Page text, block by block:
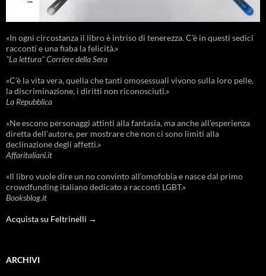
«In ogni circostanza il libro è intriso di tenerezza. C'è in questi sedici
racconti e una fiaba la felicità.»
"La lettura" Corriere della Sera
«C’è la vita vera, quella che tanti omosessuali vivono sulla loro pelle,
la discriminazione, i diritti non riconosciuti.»
La Repubblica
«Ne escono personaggi attinti alla fantasia, ma anche all’esperienza
diretta dell’autore, per mostrare che non ci sono limiti alla
declinazione degli affetti.»
Affaritaliani.it
«Il libro vuole dire un no convinto all’omofobia e nasce dal primo
crowdfunding italiano dedicato a racconti LGBT.»
Booksblog.it
Acquista su Feltrinelli →
ARCHIVI